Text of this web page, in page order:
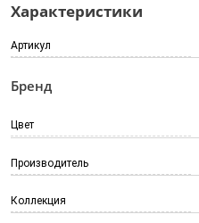
Характеристики
Артикул
Бренд
Цвет
Производитель
Коллекция